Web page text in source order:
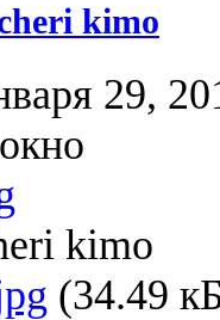
kimo
29,
kimo
(34.49